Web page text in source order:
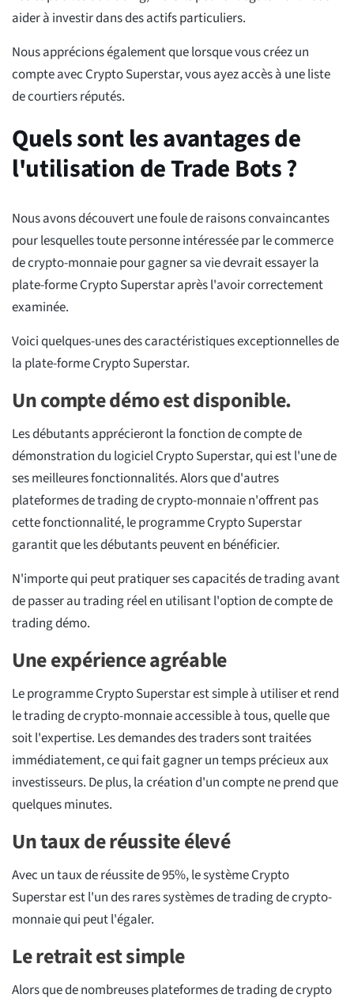
aider à investir dans des actifs particuliers.
Nous apprécions également que lorsque vous créez un
compte avec Crypto Superstar, vous ayez accès à une liste
de courtiers réputés.
Quels sont les avantages de
l'utilisation de Trade Bots ?
Nous avons découvert une foule de raisons convaincantes
pour lesquelles toute personne intéressée par le commerce
de crypto-monnaie pour gagner sa vie devrait essayer la
plate-forme Crypto Superstar après l'avoir correctement
examinée.
Voici quelques-unes des caractéristiques exceptionnelles de
la plate-forme Crypto Superstar.
Un compte démo est disponible.
Les débutants apprécieront la fonction de compte de
démonstration du logiciel Crypto Superstar, qui est l'une de
ses meilleures fonctionnalités. Alors que d'autres
plateformes de trading de crypto-monnaie n'offrent pas
cette fonctionnalité, le programme Crypto Superstar
garantit que les débutants peuvent en bénéficier.
N'importe qui peut pratiquer ses capacités de trading avant
de passer au trading réel en utilisant l'option de compte de
trading démo.
Une expérience agréable
Le programme Crypto Superstar est simple à utiliser et rend
le trading de crypto-monnaie accessible à tous, quelle que
soit l'expertise. Les demandes des traders sont traitées
immédiatement, ce qui fait gagner un temps précieux aux
investisseurs. De plus, la création d'un compte ne prend que
quelques minutes.
Un taux de réussite élevé
Avec un taux de réussite de 95%, le système Crypto
Superstar est l'un des rares systèmes de trading de crypto-
monnaie qui peut l'égaler.
Le retrait est simple
Alors que de nombreuses plateformes de trading de crypto